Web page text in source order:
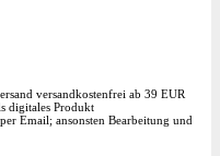
versandkostenfrei ab 39 EUR
digitales Produkt
Email; ansonsten Bearbeitung und